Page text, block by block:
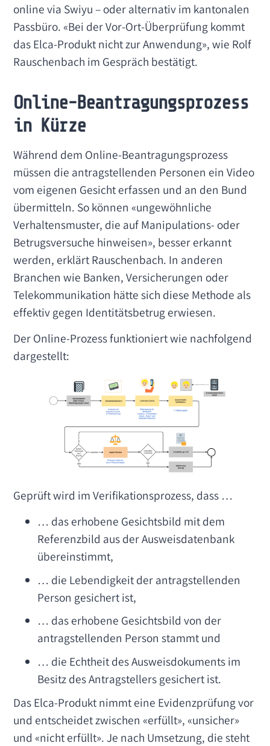
online via Swiyu – oder alternativ im kantonalen
Passbüro. «Bei der Vor-Ort-Überprüfung kommt
das Elca-Produkt nicht zur Anwendung», wie Rolf
Rauschenbach im Gespräch bestätigt.
Online-Beantragungsprozess
in Kürze
Während dem Online-Beantragungsprozess
müssen die antragstellenden Personen ein Video
vom eigenen Gesicht erfassen und an den Bund
übermitteln. So können «ungewöhnliche
Verhaltensmuster, die auf Manipulations- oder
Betrugsversuche hinweisen», besser erkannt
werden, erklärt Rauschenbach. In anderen
Branchen wie Banken, Versicherungen oder
Telekommunikation hätte sich diese Methode als
effektiv gegen Identitätsbetrug erwiesen.
Der Online-Prozess funktioniert wie nachfolgend
dargestellt:
Geprüft wird im Verifikationsprozess, dass …
… das erhobene Gesichtsbild mit dem
Referenzbild aus der Ausweisdatenbank
übereinstimmt,
… die Lebendigkeit der antragstellenden
Person gesichert ist,
… das erhobene Gesichtsbild von der
antragstellenden Person stammt und
… die Echtheit des Ausweisdokuments im
Besitz des Antragstellers gesichert ist.
Das Elca-Produkt nimmt eine Evidenzprüfung vor
und entscheidet zwischen «erfüllt», «unsicher»
und «nicht erfüllt». Je nach Umsetzung, die steht